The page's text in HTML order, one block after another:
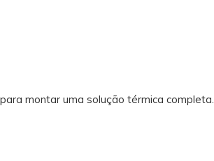
montar uma solução térmica completa.